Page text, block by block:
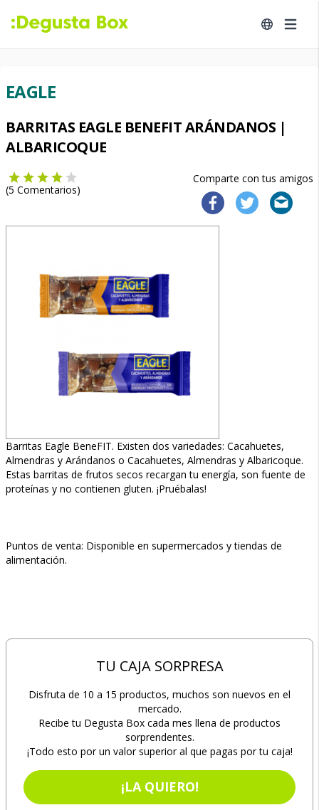
EAGLE
BARRITAS EAGLE BENEFIT ARÁNDANOS |
ALBARICOQUE
Comparte con tus amigos
(5 Comentarios)
Barritas Eagle BeneFIT. Existen dos variedades: Cacahuetes,
Almendras y Arándanos o Cacahuetes, Almendras y Albaricoque.
Estas barritas de frutos secos recargan tu energía, son fuente de
proteínas y no contienen gluten. ¡Pruébalas!
Puntos de venta: Disponible en supermercados y tiendas de
alimentación.
TU CAJA SORPRESA
Disfruta de 10 a 15 productos, muchos son nuevos en el
mercado.
Recibe tu Degusta Box cada mes llena de productos
sorprendentes.
¡Todo esto por un valor superior al que pagas por tu caja!
¡LA QUIERO!